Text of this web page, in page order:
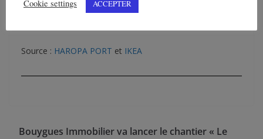
Source : HAROPA PORT et IKEA
Bouygues Immobilier va lancer le chantier « Le
Cookie settings
ACCEPTER